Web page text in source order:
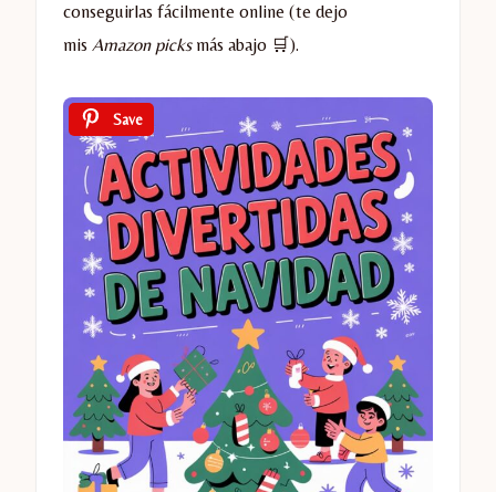
conseguirlas fácilmente online (te dejo
mis Amazon picksmás abajo 🛒).
Save